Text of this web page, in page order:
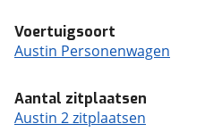
Voertuigsoort
Austin Personenwagen
Aantal zitplaatsen
Austin 2 zitplaatsen